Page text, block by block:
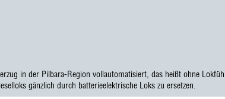
in der Pilbara-Region vollautomatisiert, das heißt ohne
gänzlich durch batterieelektrische Loks zu ersetzen.